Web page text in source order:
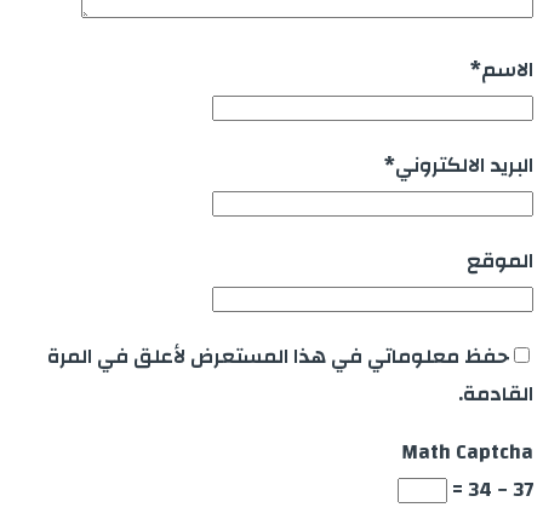
الاسم*
البريد الالكتروني*
الموقع
حفظ معلوماتي في هذا المستعرض لأعلق في المرة
القادمة.
Math Captcha
37 − 34 =